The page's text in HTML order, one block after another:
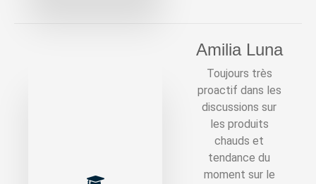
Amilia Luna
Toujours très
proactif dans les
discussions sur
les produits
chauds et
tendance du
moment sur le